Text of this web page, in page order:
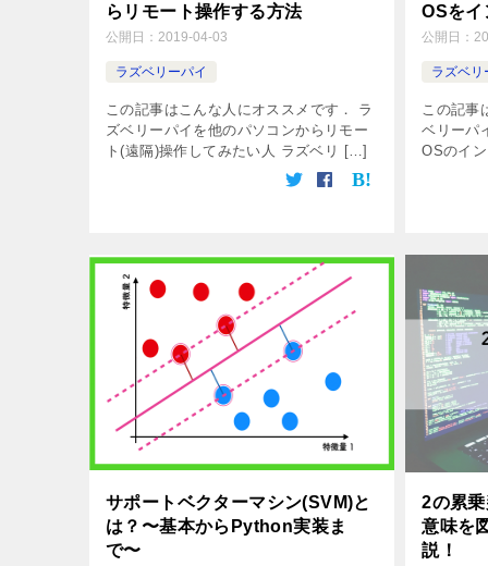
らリモート操作する方法
公開日： 2019-04-03
ラズベリーパイ
この記事はこんな人にオススメです． ラ
ズベリーパイを他のパソコンからリモー
ト(遠隔)操作してみたい人 ラズベリ […]
OSをイ
公開日：
ラズベリ
この記事
ベリーパ
OSのイ
サポートベクターマシン(SVM)と
は？〜基本からPython実装ま
で〜
2の累
意味を
説！